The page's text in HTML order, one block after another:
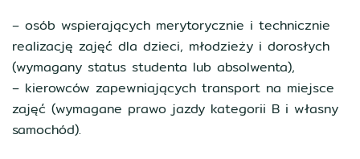
– osób wspierających merytorycznie i technicznie
realizację zajęć dla dzieci, młodzieży i dorosłych
(wymagany status studenta lub absolwenta),
– kierowców zapewniających transport na miejsce
zajęć (wymagane prawo jazdy kategorii B i własny
samochód).